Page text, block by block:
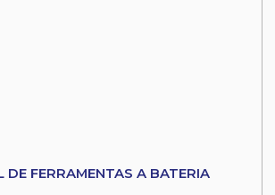
DE FERRAMENTAS A BATERIA